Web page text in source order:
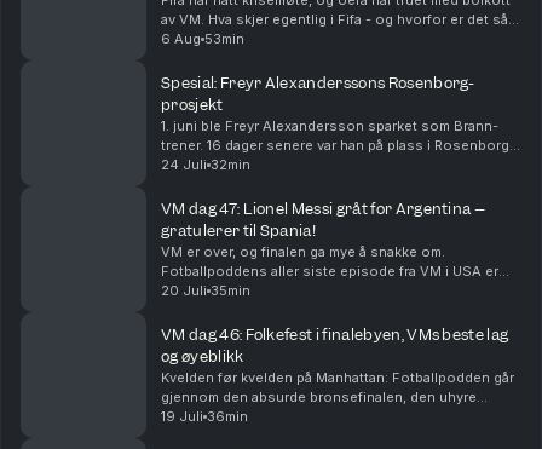
av VM. Hva skjer egentlig i Fifa - og hvorfor er det så
steile fronter?
6 Aug 53min
Spesial: Freyr Alexanderssons Rosenborg-
prosjekt
1. juni ble Freyr Alexandersson sparket som Brann-
trener. 16 dager senere var han på plass i Rosenborg. I
denne episoden snakker Alexandersson om hvordan
24 Juli 32min
VM dag 47: Lionel Messi gråt for Argentina –
gratulerer til Spania!
VM er over, og finalen ga mye å snakke om.
Fotballpoddens aller siste episode fra VM i USA er
herved servert. Tusen takk for følget!
20 Juli 35min
VM dag 46: Folkefest i finalebyen, VMs beste lag
og øyeblikk
Kvelden før kvelden på Manhattan: Fotballpodden går
gjennom den absurde bronsefinalen, den uhyre
spennende finalen og VMs beste lag, øyeblikk og
19 Juli 36min